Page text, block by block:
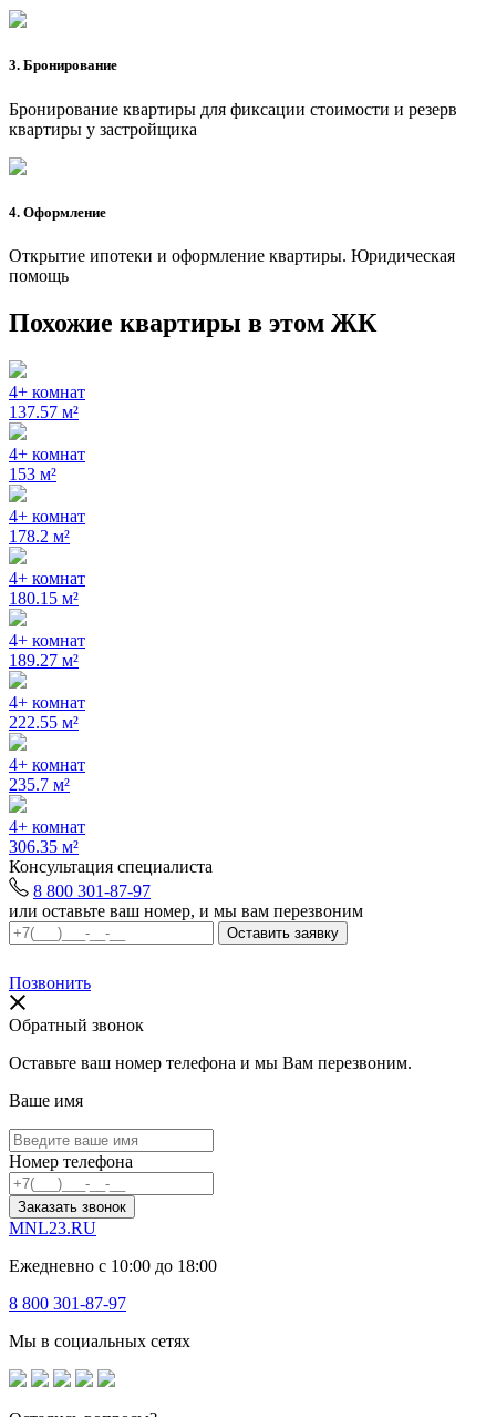
3. Бронирование
Бронирование квартиры для фиксации стоимости и резерв
квартиры у застройщика
4. Оформление
Открытие ипотеки и оформление квартиры. Юридическая
помощь
Похожие квартиры в этом ЖК
4+ комнат
137.57 м²
4+ комнат
153 м²
4+ комнат
178.2 м²
4+ комнат
180.15 м²
4+ комнат
189.27 м²
4+ комнат
222.55 м²
4+ комнат
235.7 м²
4+ комнат
306.35 м²
Консультация специалиста
8 800 301-87-97
или оставьте ваш номер, и мы вам перезвоним
Позвонить
Обратный звонок
Оставьте ваш номер телефона и мы Вам перезвоним.
Ваше имя
Номер телефона
Заказать звонок
MNL23.RU
Ежедневно с 10:00 до 18:00
8 800 301-87-97
Мы в социальных сетях